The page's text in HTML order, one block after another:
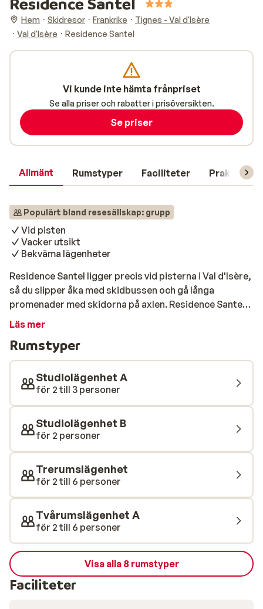
Hem Skidresor Frankrike
Tignes - Val d'Isère
Val d'Isère
Residence Santel
Allmänt Rumstyper Faciliteter Praktisk
Populärt bland resesällskap: grupp
Vid pisten
Vacker utsikt
Bekväma lägenheter
Residence Santel ligger precis vid pisterna i Val d'Isère,
så du slipper åka med skidbussen och gå långa
promenader med skidorna på axlen. Residence Santel
erbjuder lägenheter som kombinerar enkel traditionell
lägenheter har en balkong där du kan njuta av den
vackra utsikten över det berömda Espace Killy
området. I Val d'Iseres centrum finns det gott om
affärer, barer och mysiga, franska restauranger.
Läs mer
Rumstyper
Studiolägenhet A
för 2 till 3 personer
Studiolägenhet B
för 2 personer
Trerumslägenhet
för 2 till 6 personer
Tvårumslägenhet A
för 2 till 6 personer
Visa alla 8 rumstyper
Faciliteter
Vi kunde inte hämta frånpriset
Se alla priser och rabatter i prisöversikten.
Se priser